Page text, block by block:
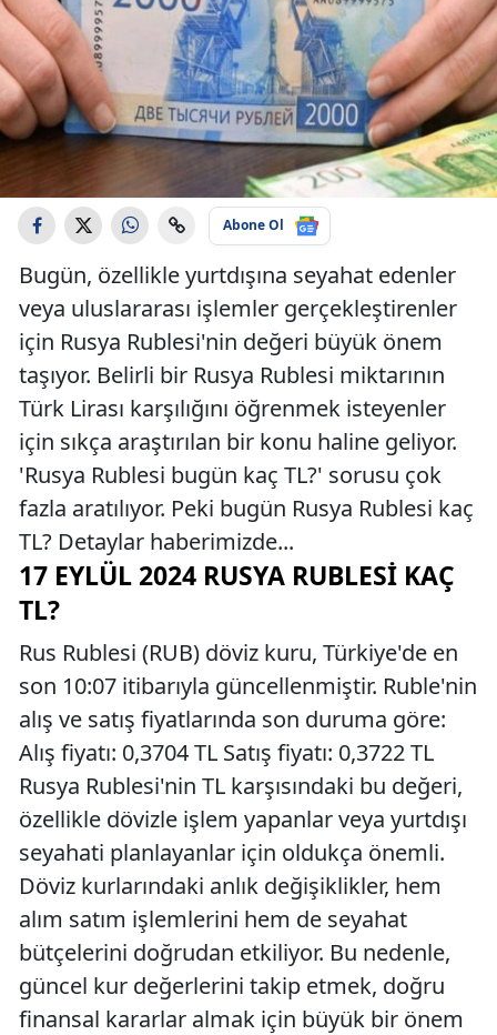
Abone Ol
Bugün, özellikle yurtdışına seyahat edenler
veya uluslararası işlemler gerçekleştirenler
için Rusya Rublesi'nin değeri büyük önem
taşıyor. Belirli bir Rusya Rublesi miktarının
Türk Lirası karşılığını öğrenmek isteyenler
için sıkça araştırılan bir konu haline geliyor.
'Rusya Rublesi bugün kaç TL?' sorusu çok
fazla aratılıyor. Peki bugün Rusya Rublesi kaç
TL? Detaylar haberimizde...
17 EYLÜL 2024 RUSYA RUBLESI KAÇ
TL?
Rus Rublesi (RUB) döviz kuru, Türkiye'de en
son 10:07 itibarıyla güncellenmiştir. Ruble'nin
alış ve satış fiyatlarında son duruma göre:
Alış fiyatı: 0,3704 TL Satış fiyatı: 0,3722 TL
Rusya Rublesi'nin TL karşısındaki bu değeri,
özellikle dövizle işlem yapanlar veya yurtdışı
seyahati planlayanlar için oldukça önemli.
Döviz kurlarındaki anlık değişiklikler, hem
alım satım işlemlerini hem de seyahat
bütçelerini doğrudan etkiliyor. Bu nedenle,
güncel kur değerlerini takip etmek, doğru
finansal kararlar almak için büyük bir önem